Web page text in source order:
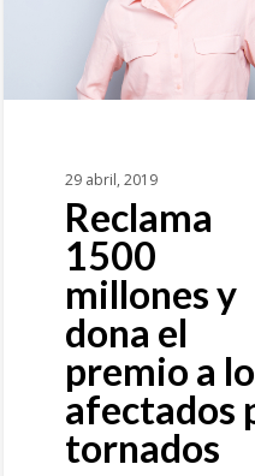
29 abril, 2019
Reclama
1500
millones y
dona el
premio a
afectados
tornados